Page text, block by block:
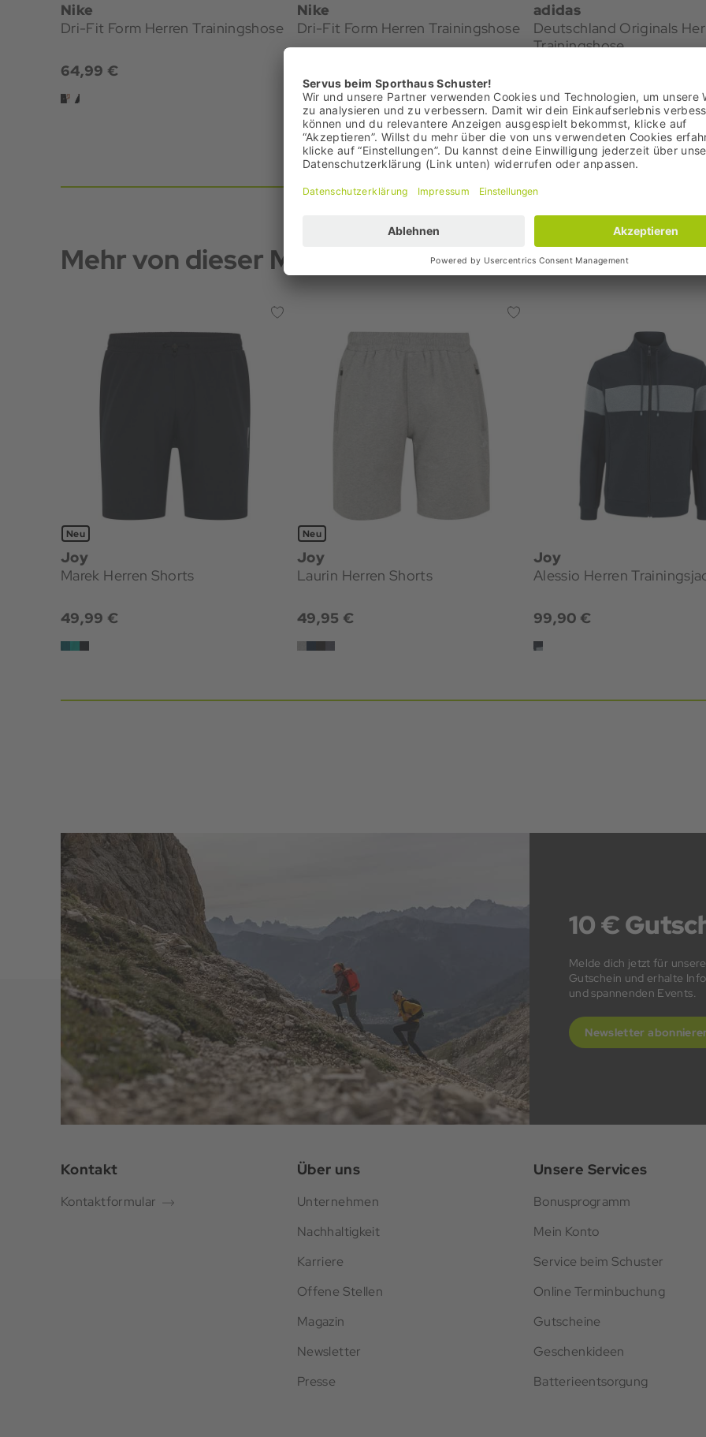
Nike
Dri-Fit Form Herren Trainingshose
64,99 €
Nike
Dri-Fit Form Herren Trainingshose
Bestpreis: 34,95 €
UVP: 59,99 €
adidas
Deutschland Originals
Trainingshose
Bestpreis: 64,95 €
UVP: 90,00 €
Mehr von dieser Marke
Neu
Joy
Marek Herren Shorts
49,99 €
Neu
Joy
Laurin Herren Shorts
49,95 €
Joy
Alessio Herren
99,90 €
10 €
Melde dich jetzt für
Gutschein und erhalte
und spannenden Events.
Newsletter
Kontakt
Kontaktformular
Über uns
Unternehmen
Nachhaltigkeit
Karriere
Offene Stellen
Magazin
Newsletter
Presse
Unsere Services
Bonusprogramm
Mein Konto
Service beim Schuster
Online Terminbuchung
Gutscheine
Geschenkideen
Batterieentsorgung